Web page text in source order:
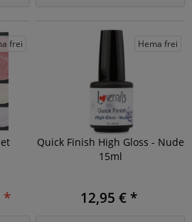
frei
*
Hema frei
Quick Finish High Gloss - Nude
15ml
12,95 € *